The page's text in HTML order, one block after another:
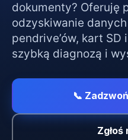
dokumenty? Oferuję
odzyskiwanie
pendrive’ów, kart
szybką diagnozą i
📞